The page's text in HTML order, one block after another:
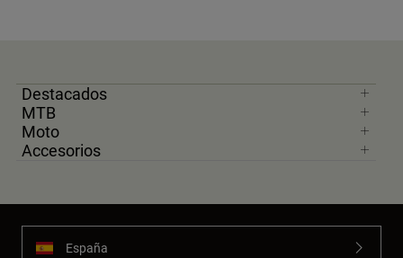
Destacados
MTB
Moto
Accesorios
España